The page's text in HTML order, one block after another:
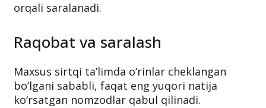
orqali saralanadi.
Raqobat va saralash
Maxsus sirtqi ta’limda o‘rinlar cheklangan
bo‘lgani sababli, faqat eng yuqori natija
ko‘rsatgan nomzodlar qabul qilinadi.